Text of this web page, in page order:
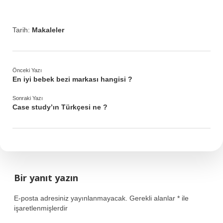
Tarih: Makaleler
Önceki Yazı
En iyi bebek bezi markası hangisi ?
Sonraki Yazı
Case study’ın Türkçesi ne ?
Bir yanıt yazın
E-posta adresiniz yayınlanmayacak. Gerekli alanlar * ile
işaretlenmişlerdir